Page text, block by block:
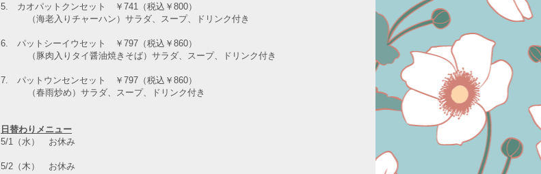
5. カオパットクンセット ￥741（税込￥800）
（海老入りチャーハン）サラダ、スープ、ドリンク付き
6. パットシーイウセット ￥797（税込￥860）
（豚肉入りタイ醤油焼きそば）サラダ、スープ、ドリンク付き
7. パットウンセンセット ￥797（税込￥860）
（春雨炒め）サラダ、スープ、ドリンク付き
日替わりメニュー
5/1（水） お休み
5/2（木） お休み